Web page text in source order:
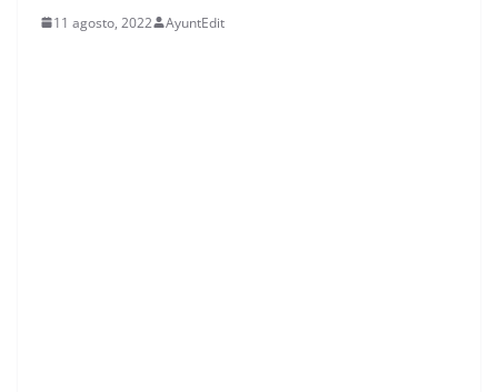
11 agosto, 2022 AyuntEdit